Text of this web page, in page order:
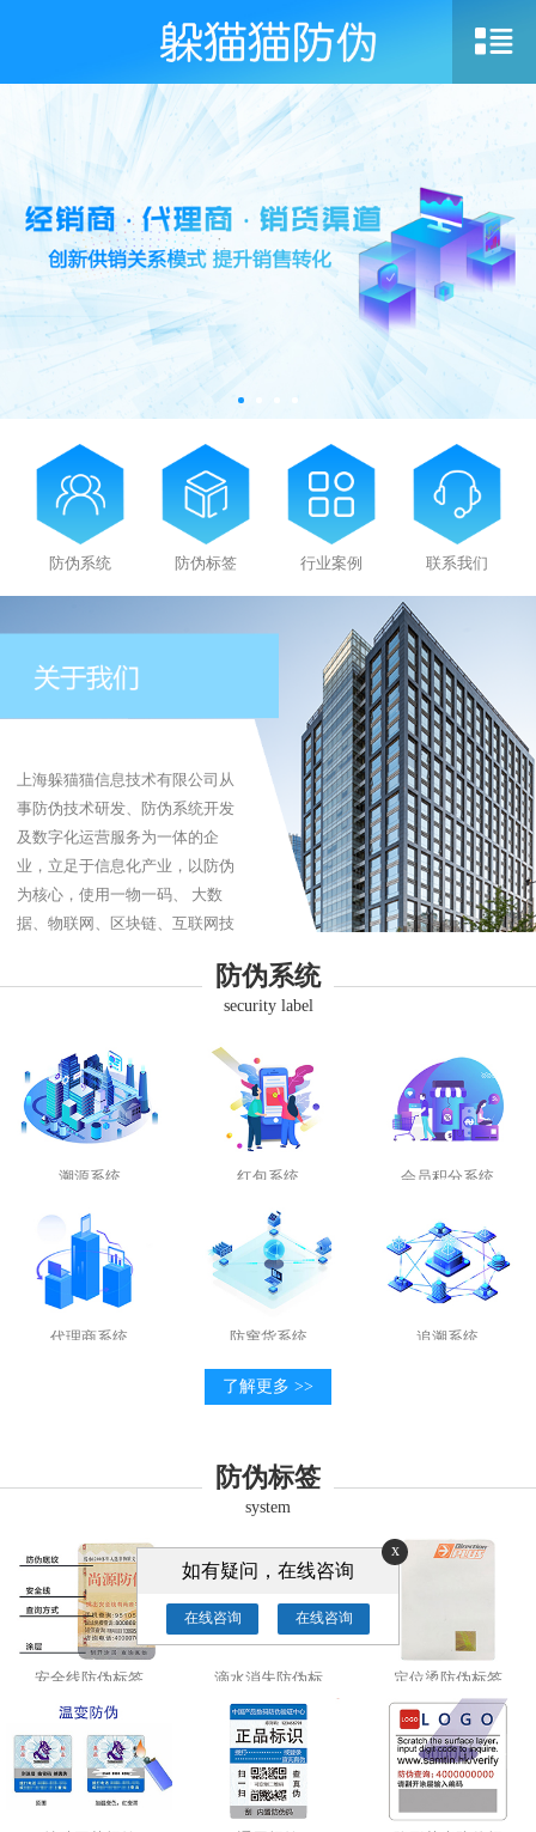
防伪系统 防伪标签 行业案例 联系我们
上海躲猫猫信息技术有限公司从
事防伪技术研发、防伪系统开发
及数字化运营服务为一体的企
业，立足于信息化产业，以防伪
为核心，使用一物一码、 大数
据、物联网、区块链、互联网技
防窜货、追溯系统、商品溯源、防伪系统
security label
溯源系统 红包系统 会员积分系统
代理商系统 防窜货系统 追溯系统
了解更多 >>
防伪标签
system
安全线防伪标签 滴水消失防伪标 定位烫防伪标签
x
如有疑问，在线咨询
在线咨询 在线咨询